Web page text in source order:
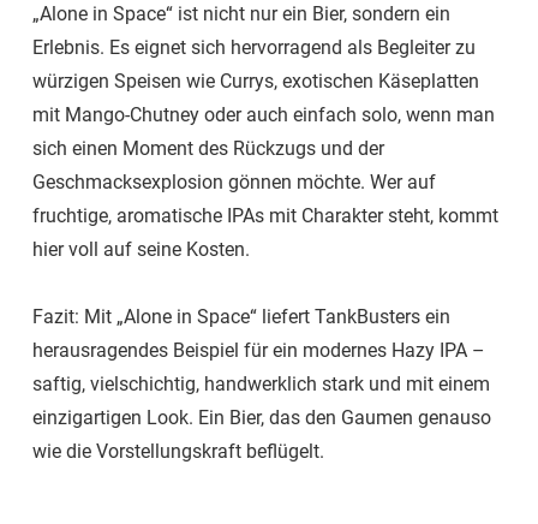
„Alone in Space“ ist nicht nur ein Bier, sondern ein
Erlebnis. Es eignet sich hervorragend als Begleiter zu
würzigen Speisen wie Currys, exotischen Käseplatten
mit Mango-Chutney oder auch einfach solo, wenn man
sich einen Moment des Rückzugs und der
Geschmacksexplosion gönnen möchte. Wer auf
fruchtige, aromatische IPAs mit Charakter steht, kommt
hier voll auf seine Kosten.
Fazit: Mit „Alone in Space“ liefert TankBusters ein
herausragendes Beispiel für ein modernes Hazy IPA –
saftig, vielschichtig, handwerklich stark und mit einem
einzigartigen Look. Ein Bier, das den Gaumen genauso
wie die Vorstellungskraft beflügelt.